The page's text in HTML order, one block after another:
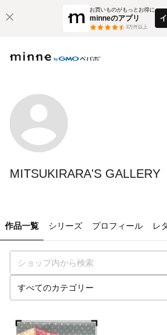
お買いものがもっとお得に
minneのアプリ
3万件以上
MITSUKIRARA'S GALLERY
作品一覧 シリーズ プロフィール レ